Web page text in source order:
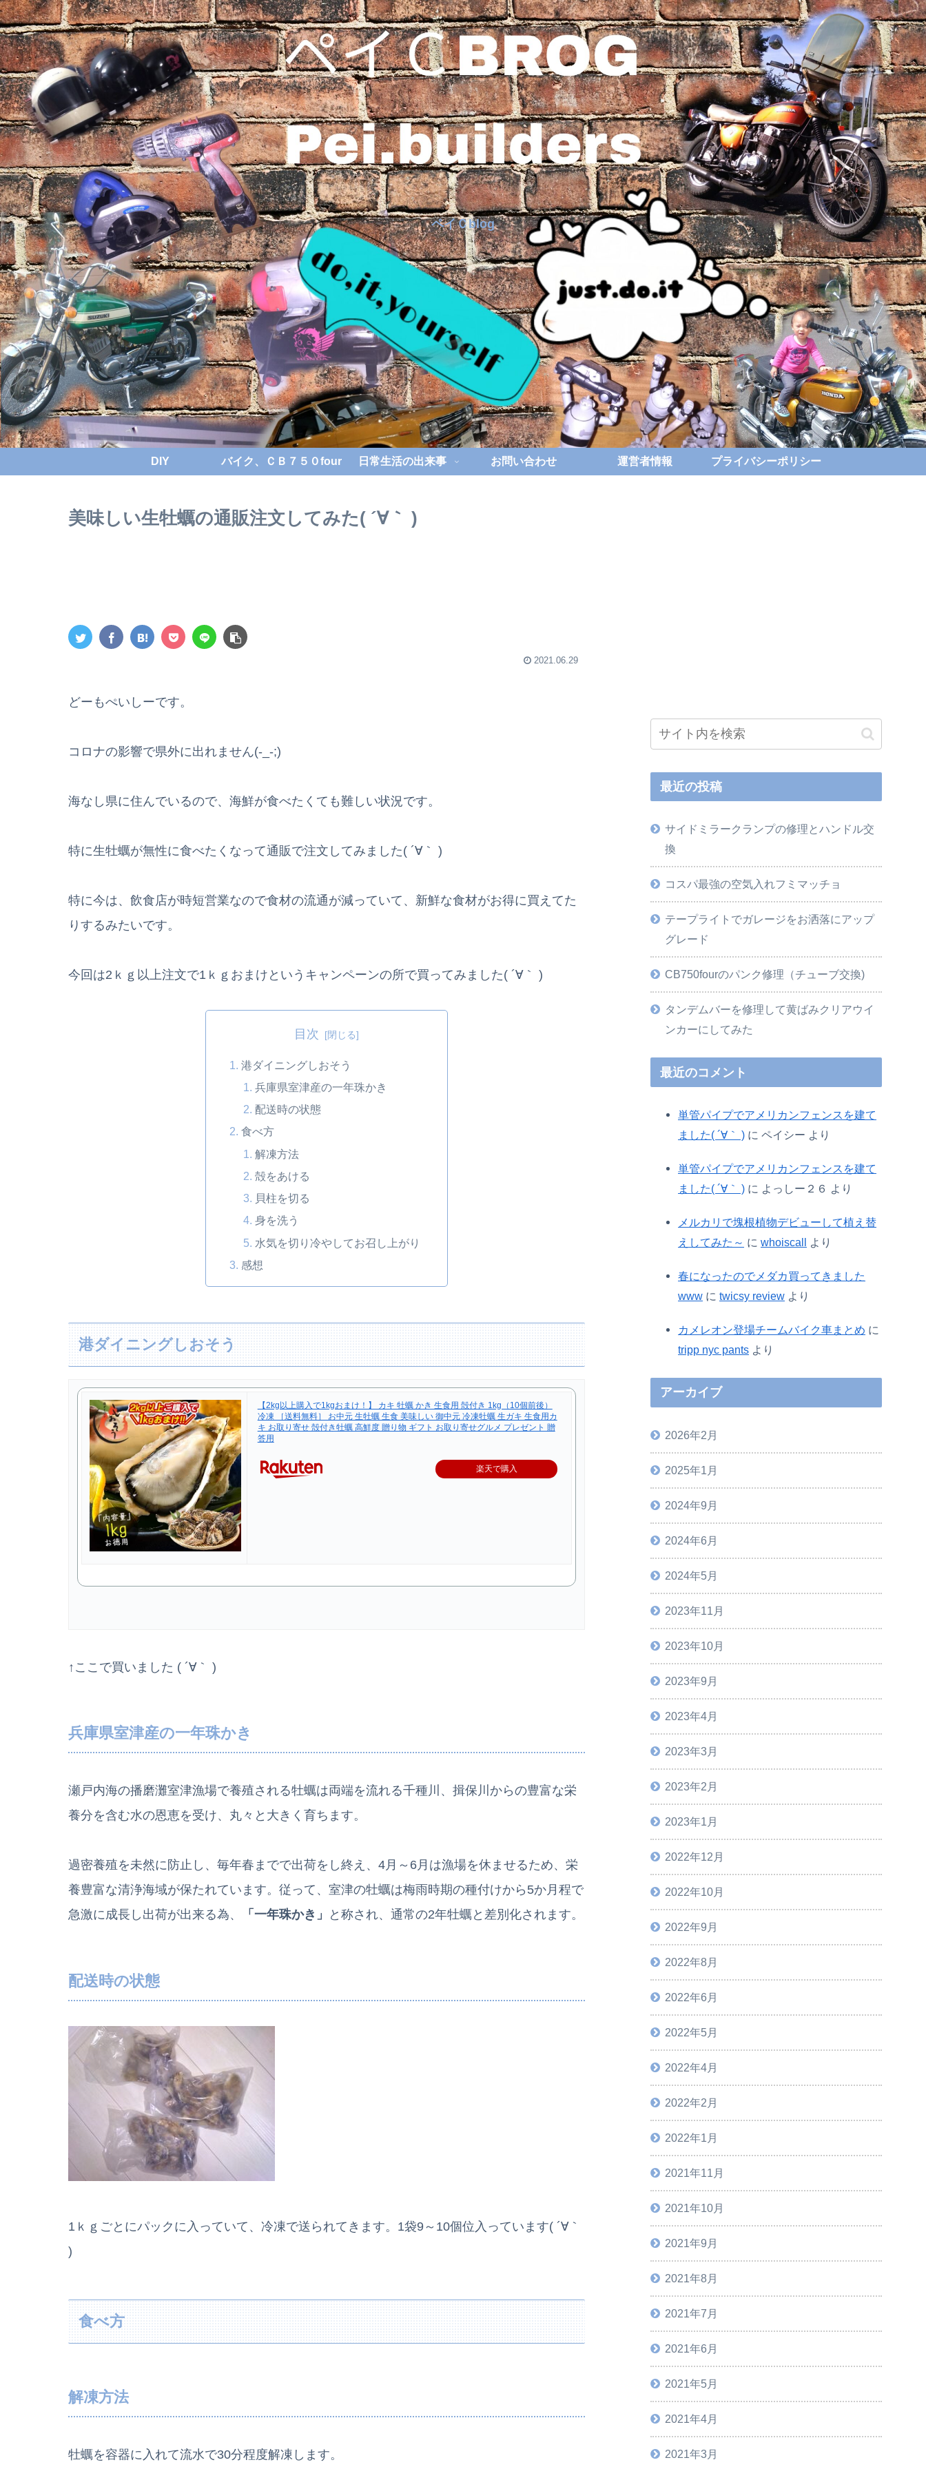
ペイＣblog
DIY バイク、ＣＢ７５０four 日常生活の出来事 お問い合わせ 運営者情報 プライバシーポリシー
美味しい生牡蠣の通販注文してみた( ´∀｀ )
2021.06.29
どーもぺいしーです。
コロナの影響で県外に出れません(-_-;)
海なし県に住んでいるので、海鮮が食べたくても難しい状況です。
特に生牡蠣が無性に食べたくなって通販で注文してみました( ´∀｀ )
特に今は、飲食店が時短営業なので食材の流通が減っていて、新鮮な食材がお得に買えてた
りするみたいです。
今回は2ｋｇ以上注文で1ｋｇおまけというキャンペーンの所で買ってみました( ´∀｀ )
目次
港ダイニングしおそう
兵庫県室津産の一年珠かき
配送時の状態
食べ方
解凍方法
殻をあける
貝柱を切る
身を洗う
水気を切り冷やしてお召し上がり
感想
港ダイニングしおそう
【2kg以上購入で1kgおまけ！】 カキ 牡蠣 かき 生食用 殻付き 1kg（10個前後）
冷凍 ［送料無料］ お中元 生牡蠣 生食 美味しい 御中元 冷凍牡蠣 生ガキ 生食用カ
キ お取り寄せ 殻付き牡蠣 高鮮度 贈り物 ギフト お取り寄せグルメ プレゼント 贈
答用
楽天で購入
↑ここで買いました ( ´∀｀ )
兵庫県室津産の一年珠かき
瀬戸内海の播磨灘室津漁場で養殖される牡蠣は両端を流れる千種川、揖保川からの豊富な栄
養分を含む水の恩恵を受け、丸々と大きく育ちます。
過密養殖を未然に防止し、毎年春までで出荷をし終え、4月～6月は漁場を休ませるため、栄
養豊富な清浄海域が保たれています。従って、室津の牡蠣は梅雨時期の種付けから5か月程で
急激に成長し出荷が出来る為、
「一年珠かき」 と称され、通常の2年牡蠣と差別化されます。
配送時の状態
1ｋｇごとにパックに入っていて、冷凍で送られてきます。1袋9～10個位入っています( ´∀｀
)
食べ方
解凍方法
牡蠣を容器に入れて流水で30分程度解凍します。
最近の投稿
サイドミラークランプの修理とハンドル交
換
コスパ最強の空気入れフミマッチョ
テープライトでガレージをお洒落にアップ
グレード
CB750fourのパンク修理（チューブ交換)
タンデムバーを修理して黄ばみクリアウイ
ンカーにしてみた
最近のコメント
単管パイプでアメリカンフェンスを建て
ました( ´∀｀ ) に ペイシー より
単管パイプでアメリカンフェンスを建て
ました( ´∀｀ ) に よっしー２６ より
メルカリで塊根植物デビューして植え替
えしてみた～ に whoiscall より
春になったのでメダカ買ってきました
www に twicsy review より
カメレオン登場チームバイク車まとめ に
tripp nyc pants より
アーカイブ
2026年2月
2025年1月
2024年9月
2024年6月
2024年5月
2023年11月
2023年10月
2023年9月
2023年4月
2023年3月
2023年2月
2023年1月
2022年12月
2022年10月
2022年9月
2022年8月
2022年6月
2022年5月
2022年4月
2022年2月
2022年1月
2021年11月
2021年10月
2021年9月
2021年8月
2021年7月
2021年6月
2021年5月
2021年4月
2021年3月